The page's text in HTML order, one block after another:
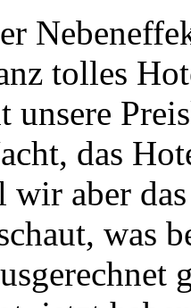
tolles
unsere
das
wir aber
was